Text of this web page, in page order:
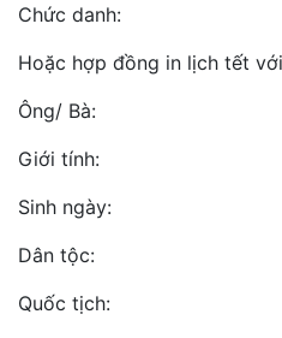
Chức danh:
Hoặc hợp đồng in lịch tết
Ông/ Bà:
Giới tính:
Sinh ngày:
Dân tộc:
Quốc tịch: